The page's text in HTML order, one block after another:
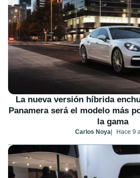
La nueva versión híbrida
Panamera será el modelo más
la gama
Carlos Noya Hace 9